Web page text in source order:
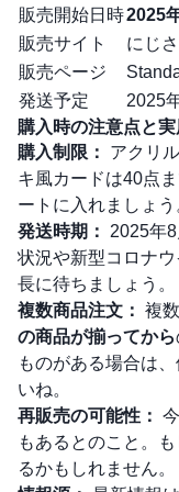
販売開始日時2025
販売サイト
にじ
販売ページ
発送予定
2025
購入時の注意点と
購入制限：
アクリ
キ風カードは40点
ートに入れましょう
発送時期：
2025年
状況や新型コロナ
長に待ちましょう。
複数商品注文： 複
の商品が揃ってから
ものがある場合は
いね。
再販売の可能性：
もあるとのこと。
るかもしれません。